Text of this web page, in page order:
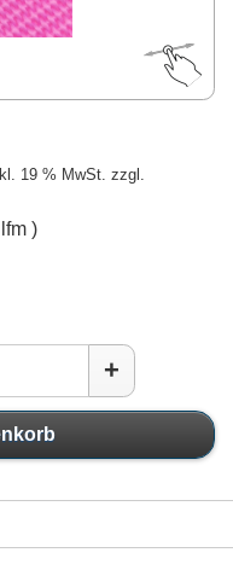
19 % MwSt. zzgl.
)
+